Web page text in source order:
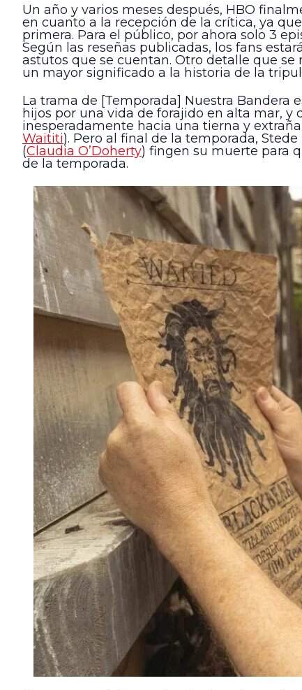
Un año y varios meses después, HBO
en cuanto a la recepción de la crítica, ya
primera. Para el público, por ahora solo 3
Según las reseñas publicadas, los fans
astutos que se cuentan. Otro detalle que
un mayor significado a la historia de la
La trama de [Temporada] Nuestra Bandera
hijos por una vida de forajido en alta mar,
inesperadamente hacia una tierna y
Waititi). Pero al final de la temporada,
(Claudia O’Doherty) fingen su muerte para
de la temporada.